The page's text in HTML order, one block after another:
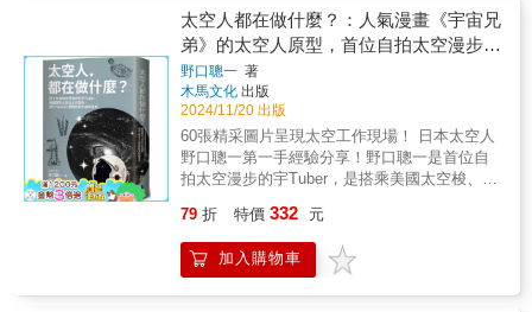
天文生物學家的眼睛來看歷史，真是太過癮
了！ 我們的歷史深受兩億年前鐵層沉積、撕裂
東非大裂谷的板塊力量、 五千萬年前開始的地
球緩慢冷卻、以及禾本科植物演化的深遠影
響。 達奈爾這本引人入勝的新書，透過許多生
動的實例， 展現了人類歷史是如何深深根植於
行星地球的歷史之中。 &mdash;&mdash; 克里
斯欽（David Christian），《起源的故事》作者
這是一部新穎且合時宜的著作， 透過人類如此
高效利用的材料與自然資源，重新審視人類歷
採還能持續多久」的人， 都應該讀讀這本書。
&mdash;&mdash; 福提（Richard Fortey），
《地球：一部親密的歷史》作者 深深令人著迷
三位主角在英國的威爾斯、蘇格蘭與俄國西部
探勘成果，揭開了古生代（距今約5.4億年至2.5
億年前）這長達三億年期間的祕密。就在這段
期間，地球上開始出現了可識別的生命。本書
作者戴維森，考證了許多珍貴史料，包括地
圖、日記、信件、田野筆記和當時的文獻記錄
等，挖掘出這段歷史，讓我們跟隨著他們的足
跡走遍曠野追尋線索，讓這三位容易被忽略的
地質學英雄，栩栩如生地重現在我們現代讀者
的面前。 本書所描述的這些故事，不光僅僅是
地質學的歷史而已，在我們跟隨著作者的文
章，穿越英國一些最壯觀的地景時，將能夠體
會到：歷代的地質學家們，在探索腳下的大地
境為不馴的主體。在氣候變遷的衝擊下，尋求
韌性共處的生存方法，才能留住山林留住人。
11種路徑製繪當代重要人文知識成果，充滿張
力與矛盾。臺灣的紋理是自然地景，更是土
地、歷史與世界連結的痕跡。其本身不但是結
果，也是過程。我們一直在創造它們，也被重
塑，然後形成自己與世界的紋理。（本書與
《臺灣的紋理1：自然篇》為系列作品）"本書
的獨特性：紋理這兩個字，字面意思是物體表
出兩本書，一是自然篇，二是人文篇，希望透
過眼睛可見的大地痕跡切入，逐漸擴延詮釋，
最終指出環境與我們如何相互塑造，以及其產
形塑的痕跡。當造山運動在島嶼演示出巨大的
時間與空間紋理時，生物與人群往復其間，細
細織綴各自殊異、動態、精微的紋理，於是我
們看到臺灣地質地景的構造線、生物的演化
線、環境變遷的時空線以及內在心靈的生命
線。除了地質地形、高山河川、海洋平原，鳥
類魚類、野生動物、植物森林皆在其中，雪泥
鴻爪般的大赤啄木曾經飛過、櫻花鉤吻鮭於此
停駐。透過嶄新的詮釋與擴充，引領重新觀看
與理解未曾見過的島嶼樣貌。本書分4大部分，
構造切入，一覽藏於山川大地的動態紋理，以
及地形製圖中預示未來的地形紋理。接著透過
鏡頭，捕捉從高山到海岸的生命演進，有鮮活
太空人都在做什麼？：人氣漫畫《宇宙兄
弟》的太空人原型，首位自拍太空漫步的
宇Tuber，野口聰一的太空任務精采紀錄
野口聰一 著
木馬文化 出版
2024/11/20 出版
60張精采圖片呈現太空工作現場！ 日本太空人
野口聰一第一手經驗分享！野口聰一是首位自
拍太空漫步的宇Tuber，是搭乘美國太空梭、蘇
人之一，也是日本人氣漫畫《宇宙兄弟》太空
人野淵的原型人物。他以輕鬆、有趣的文字敘
述身為太空人的生活和工作情景，並藉由回顧
79 折 特價 332 元
加入購物車